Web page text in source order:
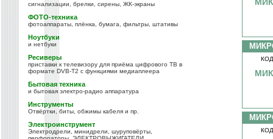
сигнализации, брелки, сирены, ЖК-экраны
ФОТО-техника
фотоаппараты, плёнка, бумага, фильтры, штативы
Ноутбуки
и нетбуки
Ресиверы
приставки к телевизору для приёма цифрового ТВ в
формате DVB-T2 с функциями медиаплеера
Бытовая техника
и бытовая электро-радио аппаратура
Инструменты
Отвёртки, биты, обжимы кабеля и пр.
Электроинструмент
Электродрели, минидрели, шуруповёрты,